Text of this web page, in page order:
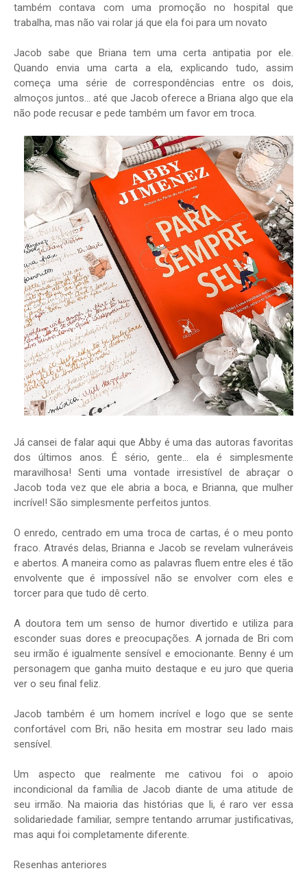
também contava com uma promoção no hospital que
trabalha, mas não vai rolar já que ela foi para um novato
Jacob sabe que Briana tem uma certa antipatia por ele.
Quando envia uma carta a ela, explicando tudo, assim
começa uma série de correspondências entre os dois,
almoços juntos... até que Jacob oferece a Briana algo que ela
não pode recusar e pede também um favor em troca.
Já cansei de falar aqui que Abby é uma das autoras favoritas
dos últimos anos. É sério, gente... ela é simplesmente
maravilhosa! Senti uma vontade irresistível de abraçar o
Jacob toda vez que ele abria a boca, e Brianna, que mulher
incrível! São simplesmente perfeitos juntos.
O enredo, centrado em uma troca de cartas, é o meu ponto
fraco. Através delas, Brianna e Jacob se revelam vulneráveis
e abertos. A maneira como as palavras fluem entre eles é tão
envolvente que é impossível não se envolver com eles e
torcer para que tudo dê certo.
A doutora tem um senso de humor divertido e utiliza para
esconder suas dores e preocupações. A jornada de Bri com
seu irmão é igualmente sensível e emocionante. Benny é um
personagem que ganha muito destaque e eu juro que queria
ver o seu final feliz.
Jacob também é um homem incrível e logo que se sente
confortável com Bri, não hesita em mostrar seu lado mais
sensível.
Um aspecto que realmente me cativou foi o apoio
incondicional da família de Jacob diante de uma atitude de
seu irmão. Na maioria das histórias que li, é raro ver essa
solidariedade familiar, sempre tentando arrumar justificativas,
mas aqui foi completamente diferente.
Resenhas anteriores